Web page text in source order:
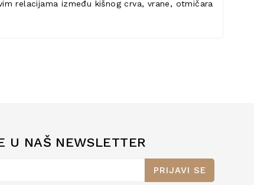
relacijama između kišnog crva, vrane, otmičara
U NAŠ NEWSLETTER
PRIJAVI SE